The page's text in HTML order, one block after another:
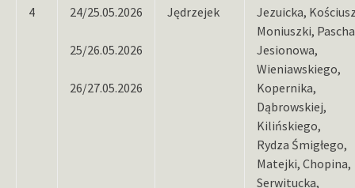
4 24/25.05.2026
25/26.05.2026
26/27.05.2026
Jędrzejek
Jezuicka,
Moniuszki,
Jesionowa,
Wieniawskiego,
Kopernika,
Dąbrowskiej,
Kilińskiego,
Rydza Śmigłego,
Matejki, Chopina,
Serwitucka,